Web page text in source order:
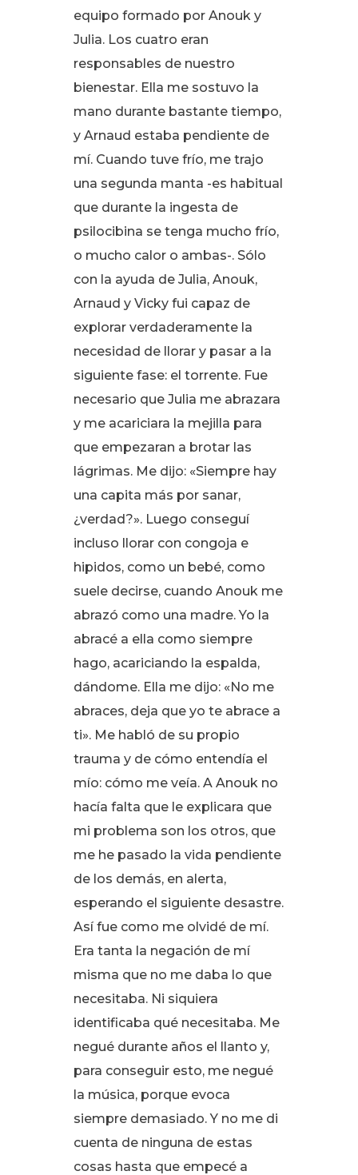
equipo formado por Anouk y
Julia. Los cuatro eran
responsables de nuestro
bienestar. Ella me sostuvo la
mano durante bastante tiempo,
y Arnaud estaba pendiente de
mí. Cuando tuve frío, me trajo
una segunda manta -es habitual
que durante la ingesta de
psilocibina se tenga mucho frío,
o mucho calor o ambas-. Sólo
con la ayuda de Julia, Anouk,
Arnaud y Vicky fui capaz de
explorar verdaderamente la
necesidad de llorar y pasar a la
siguiente fase: el torrente. Fue
necesario que Julia me abrazara
y me acariciara la mejilla para
que empezaran a brotar las
lágrimas. Me dijo: «Siempre hay
una capita más por sanar,
¿verdad?». Luego conseguí
incluso llorar con congoja e
hipidos, como un bebé, como
suele decirse, cuando Anouk me
abrazó como una madre. Yo la
abracé a ella como siempre
hago, acariciando la espalda,
dándome. Ella me dijo: «No me
abraces, deja que yo te abrace a
ti». Me habló de su propio
trauma y de cómo entendía el
mío: cómo me veía. A Anouk no
hacía falta que le explicara que
mi problema son los otros, que
me he pasado la vida pendiente
de los demás, en alerta,
esperando el siguiente desastre.
Así fue como me olvidé de mí.
Era tanta la negación de mí
misma que no me daba lo que
necesitaba. Ni siquiera
identificaba qué necesitaba. Me
negué durante años el llanto y,
para conseguir esto, me negué
la música, porque evoca
siempre demasiado. Y no me di
cuenta de ninguna de estas
cosas hasta que empecé a